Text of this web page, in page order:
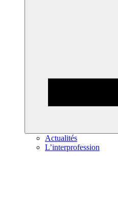
Actualités
L’interprofession